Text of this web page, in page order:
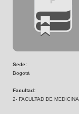
Sede:
Bogotá
Facultad:
2- FACULTAD DE MEDICINA